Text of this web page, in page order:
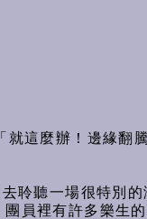
就這麼辦！邊緣翻
聆聽一場很特別的
團員裡有許多樂生